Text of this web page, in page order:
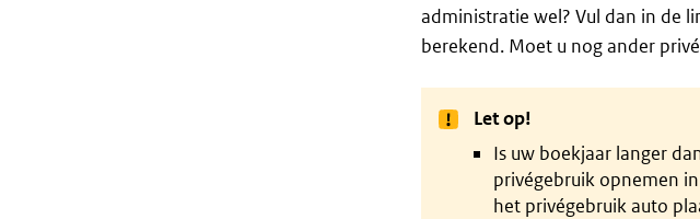
administratie wel? Vul dan in de
berekend. Moet u nog ander
Let op!
Is uw boekjaar langer
privégebruik opnemen
het privégebruik auto